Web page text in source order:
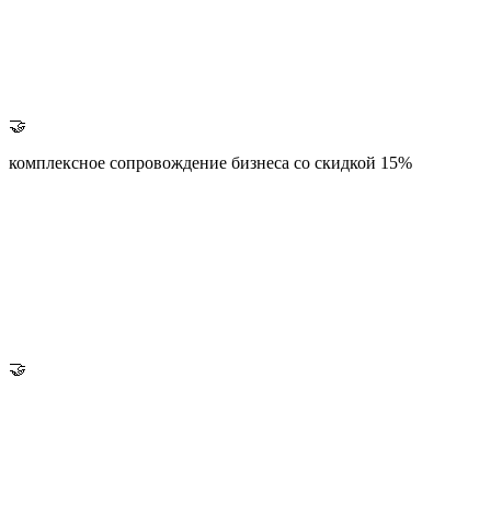
🤝
комплексное сопровождение бизнеса со скидкой 15%
🤝